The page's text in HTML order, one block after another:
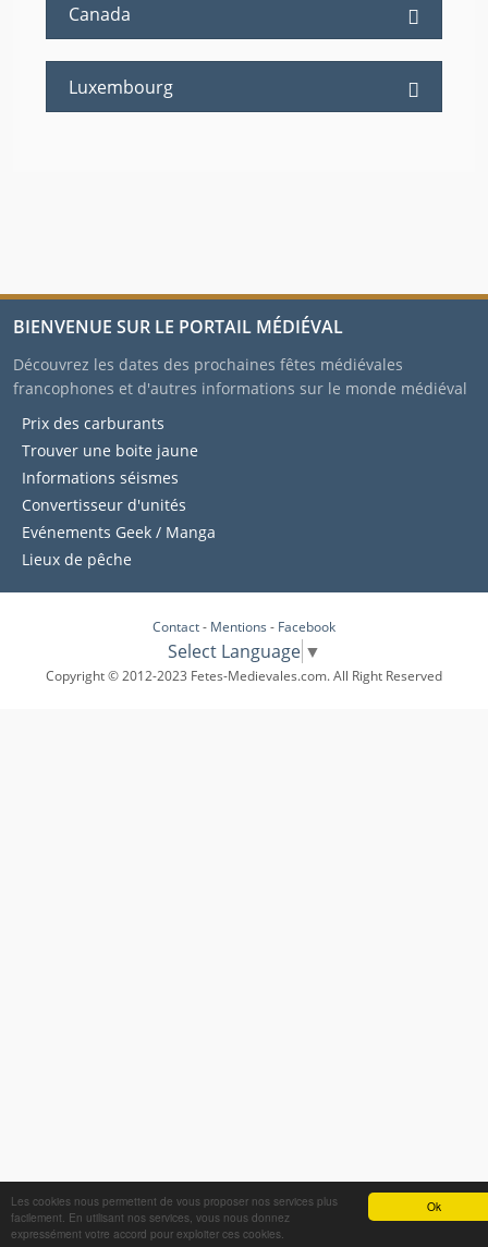
Ok
Les cookies nous permettent de vous proposer nos services plus
facilement. En utilisant nos services, vous nous donnez
expressément votre accord pour exploiter ces cookies.
Canada
Luxembourg
BIENVENUE SUR LE PORTAIL MÉDIÉVAL
Découvrez les dates des prochaines fêtes médiévales
francophones et d'autres informations sur le monde médiéval
Prix des carburants
Trouver une boite jaune
Informations séismes
Convertisseur d'unités
Evénements Geek / Manga
Lieux de pêche
Contact- Mentions - Facebook
Select Language ▼
Copyright © 2012-2023 Fetes-Medievales.com. All Right Reserved